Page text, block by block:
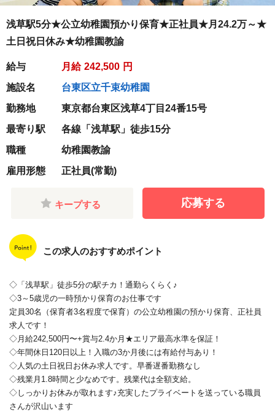
浅草駅5分★公立幼稚園預かり保育★正社員★月24.2万～★
土日祝日休み★幼稚園教諭
給与 月給 242,500 円
施設名
台東区立千束幼稚園
勤務地
東京都台東区浅草4丁目24番15号
最寄り駅
各線「浅草駅」徒歩15分
職種
幼稚園教諭
雇用形態
正社員(常勤)
キープする 応募する
この求人のおすすめポイント
◇「浅草駅」徒歩5分の駅チカ！通勤らくらく♪
◇3～5歳児の一時預かり保育のお仕事です
定員30名（保育者3名程度で保育）の公立幼稚園の預かり保育、正社員
求人です！
◇月給242,500円〜+賞与2.4か月★エリア最高水準を保証！
◇年間休日120日以上！入職の3か月後には有給付与あり！
◇人気の土日祝日お休み求人です。早番遅番勤務なし
◇残業月1.8時間と少なめです。残業代は全額支給。
◇しっかりお休みが取れます♪充実したプライベートを送っている職員
さんが沢山います